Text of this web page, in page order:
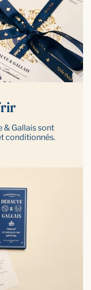
& Gallais sont
conditionnés.